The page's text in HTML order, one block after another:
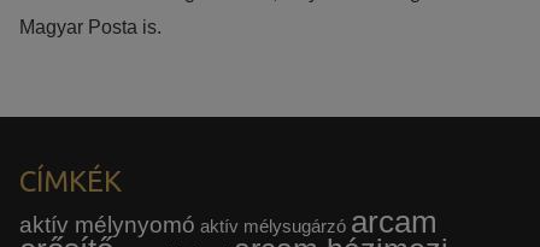
Magyar Posta is.
CÍMKÉK
aktív mélynyomó aktív mélysugárzó arcam